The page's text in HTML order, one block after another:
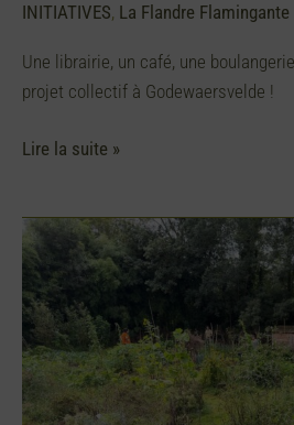
INITIATIVES, La Flandre Flamingante
Une librairie, un café, une
projet collectif à Godewaersvelde !
Lire la suite »
Le
Potager
de
la
Gare